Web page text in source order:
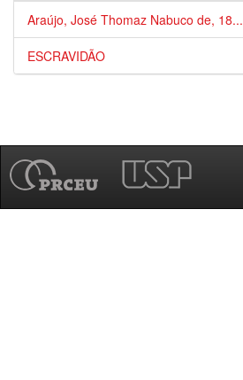
Araújo, José Thomaz Nabuco de, 18...
ESCRAVIDÃO